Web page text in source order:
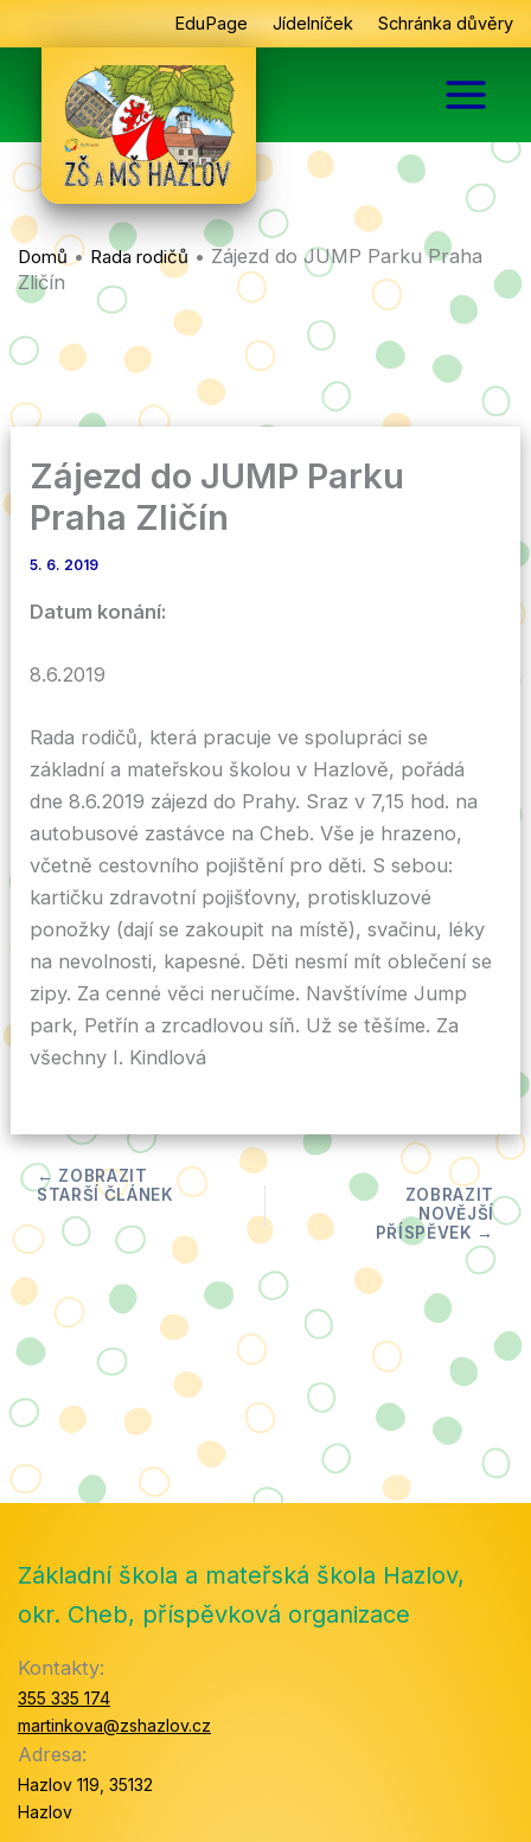
na
EduPage Jídelníček Schránka důvěry
Domů • Rada rodičů • Zájezd do JUMP Parku Praha
Zličín
Zájezd do JUMP Parku
Praha Zličín
5. 6. 2019
Datum konání:
8.6.2019
Rada rodičů, která pracuje ve spolupráci se
základní a mateřskou školou v Hazlově, pořádá
dne 8.6.2019 zájezd do Prahy. Sraz v 7,15 hod. na
autobusové zastávce na Cheb. Vše je hrazeno,
včetně cestovního pojištění pro děti. S sebou:
kartičku zdravotní pojišťovny, protiskluzové
ponožky (dají se zakoupit na místě), svačinu, léky
na nevolnosti, kapesné. Děti nesmí mít oblečení se
zipy. Za cenné věci neručíme. Navštívíme Jump
park, Petřín a zrcadlovou síň. Už se těšíme. Za
všechny I. Kindlová
Základní škola a mateřská škola Hazlov,
okr. Cheb, příspěvková organizace
Kontakty:
355 335 174
martinkova@zshazlov.cz
Adresa:
Hazlov 119, 35132
Hazlov